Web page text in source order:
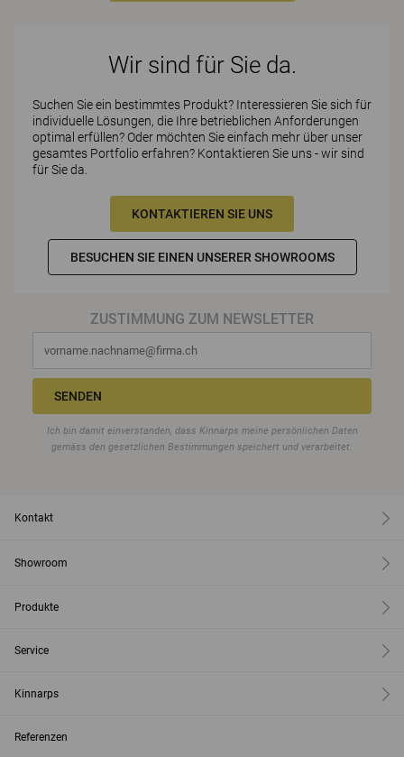
Wir sind für Sie da.
Suchen Sie ein bestimmtes Produkt? Interessieren Sie sich für
individuelle Lösungen, die Ihre betrieblichen Anforderungen
optimal erfüllen? Oder möchten Sie einfach mehr über unser
gesamtes Portfolio erfahren? Kontaktieren Sie uns - wir sind
für Sie da.
KONTAKTIEREN SIE UNS
BESUCHEN SIE EINEN UNSERER SHOWROOMS
ZUSTIMMUNG ZUM NEWSLETTER
SENDEN
Ich bin damit einverstanden, dass Kinnarps meine persönlichen Daten
gemäss den gesetzlichen Bestimmungen speichert und verarbeitet.
Kontakt
Showroom
Produkte
Service
Kinnarps
Referenzen